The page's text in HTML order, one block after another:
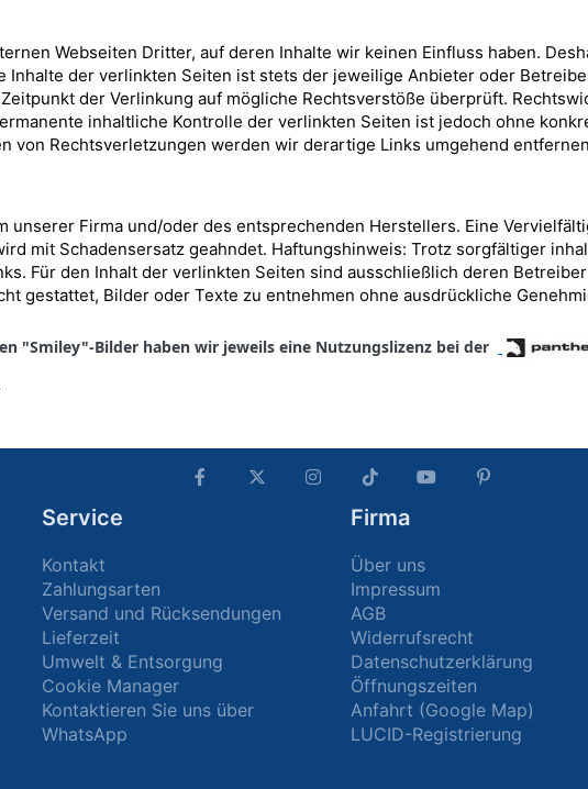
Webseiten Dritter, auf deren Inhalte wir keinen Einfluss haben.
Inhalte der verlinkten Seiten ist stets der jeweilige Anbieter oder
der Verlinkung auf mögliche Rechtsverstöße überprüft.
inhaltliche Kontrolle der verlinkten Seiten ist jedoch ohne
von Rechtsverletzungen werden wir derartige Links umgehend
unserer Firma und/oder des entsprechenden Herstellers. Eine
mit Schadensersatz geahndet. Haftungshinweis: Trotz sorgfältiger
Für den Inhalt der verlinkten Seiten sind ausschließlich deren
gestattet, Bilder oder Texte zu entnehmen ohne ausdrückliche
"Smiley"-Bilder haben wir jeweils eine Nutzungslizenz bei der
Service
Kontakt
Zahlungsarten
Versand und Rücksendungen
Lieferzeit
Umwelt & Entsorgung
Cookie Manager
Kontaktieren Sie uns über
WhatsApp
Firma
Über uns
Impressum
AGB
Widerrufsrecht
Datenschutzerklärung
Öffnungszeiten
Anfahrt (Google Map)
LUCID-Registrierung